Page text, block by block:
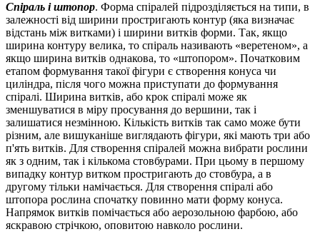
Спіраль і штопор. Форма спіралей підрозділяється на типи, в
залежності від ширини простригають контур (яка визначає
відстань між витками) і ширини витків форми. Так, якщо
ширина контуру велика, то спіраль називають «веретеном», а
якщо ширина витків однакова, то «штопором». Початковим
етапом формування такої фігури є створення конуса чи
циліндра, після чого можна приступати до формування
спіралі. Ширина витків, або крок спіралі може як
зменшуватися в міру просування до вершини, так і
залишатися незмінною. Кількість витків так само може бути
різним, але вишуканіше виглядають фігури, які мають три або
п'ять витків. Для створення спіралей можна вибрати рослини
як з одним, так і кількома стовбурами. При цьому в першому
випадку контур витком простригають до стовбура, а в
другому тільки намічається. Для створення спіралі або
штопора рослина спочатку повинно мати форму конуса.
Напрямок витків помічається або аерозольною фарбою, або
яскравою стрічкою, оповитою навколо рослини.